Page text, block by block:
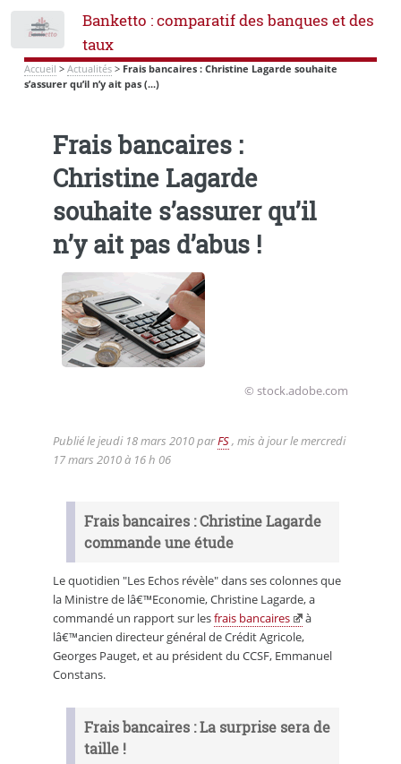
Banketto : comparatif des banques et des
taux
Accueil > Actualités> Frais bancaires : Christine Lagarde souhaite
s’assurer qu’il n’y ait pas (...)
Frais bancaires :
Christine Lagarde
souhaite s’assurer qu’il
n’y ait pas d’abus !
© stock.adobe.com
Publié lejeudi 18 mars 2010parFS, mis à jour lemercredi
17 mars 2010 à 16 h 06
Frais bancaires : Christine Lagarde
commande une étude
Le quotidien "Les Echos révèle" dans ses colonnes que
la Ministre de lâ€™Economie, Christine Lagarde, a
commandé un rapport sur lesfrais bancaires
à
lâ€™ancien directeur général de Crédit Agricole,
Georges Pauget, et au président du CCSF, Emmanuel
Constans.
Frais bancaires : La surprise sera de
taille !